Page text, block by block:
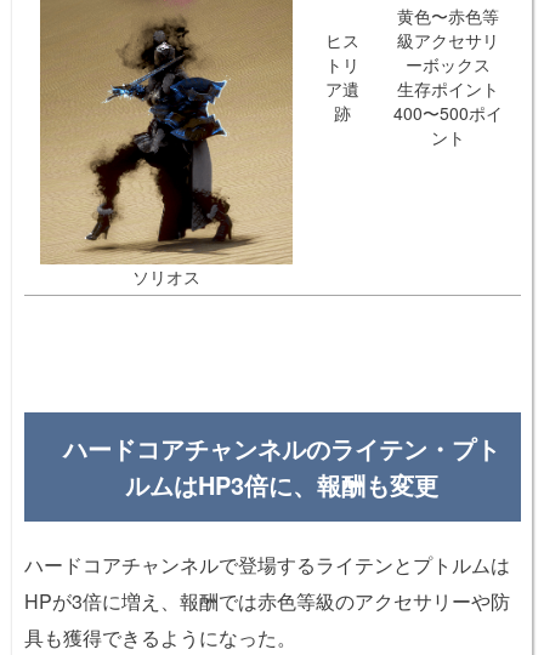
ソリオス
ヒス
トリ
ア遺
跡
黄色〜赤色等
級アクセサリ
ーボックス
生存ポイント
400〜500ポイ
ント
ハードコアチャンネルのライテン・プト
ルムはHP3倍に、報酬も変更
ハードコアチャンネルで登場するライテンとプトルムは
HPが3倍に増え、報酬では赤色等級のアクセサリーや防
具も獲得できるようになった。